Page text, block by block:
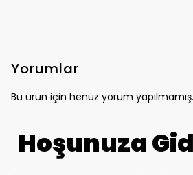
Yorumlar
Bu ürün için henüz yorum yapılmamış.
Hoşunuza